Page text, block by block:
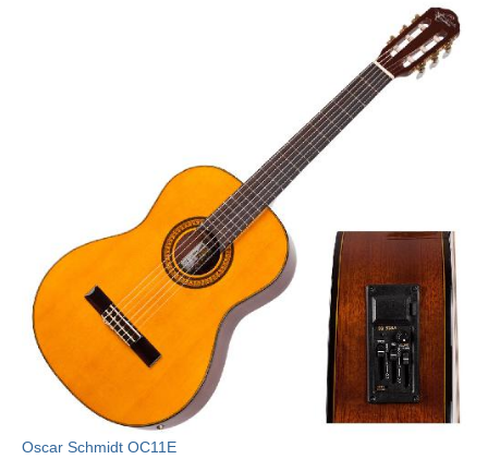
Oscar Schmidt OC11E